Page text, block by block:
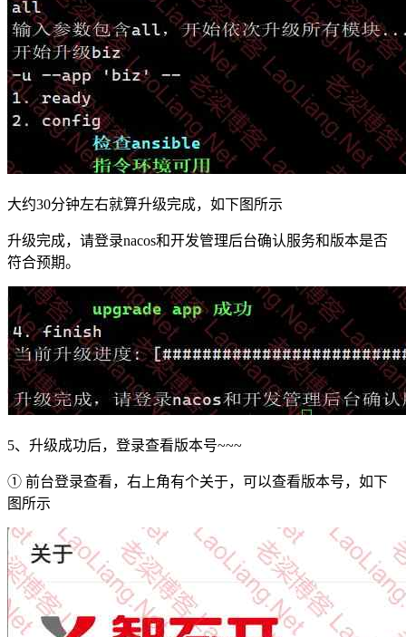
大约30分钟左右就算升级完成，如下图所示
升级完成，请登录nacos和开发管理后台确认服务和版本是否
符合预期。
5、升级成功后，登录查看版本号~~~
① 前台登录查看，右上角有个关于，可以查看版本号，如下
图所示